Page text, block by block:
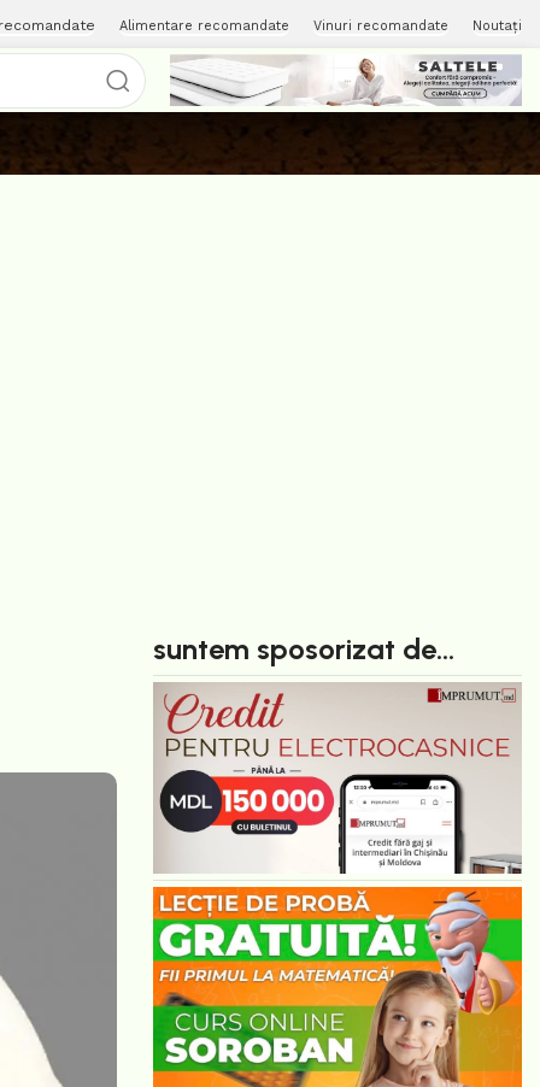
Alimentare recomandate Vinuri recomandate Noutați
suntem sposorizat de...